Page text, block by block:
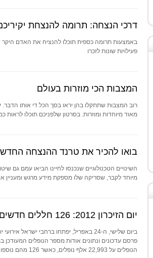
דרכי הנצחה: תרומה להנצחת
באמצעות תרומה כספית תוכלו להנציח את האדם היקר
פעילויות שונות לזכרו
המצבות הכי מוזרות בעולם
רוב המצבות שתתקלו בהן יראו בסך הכל די אותו
מאוד מיוחדות ומוזרות. בסרטון שלפניכם תוכלו
בואו להכיר את טרנד ההנצחה החדש
מיוחד לקבר, שסריקה שלו מספקת מידע מרגש ומעניין
יום הזיכרון 2012: 126 חללים חדשים נוספו
ביום שלישי, ה-24 באפריל, יפתחו ברחבי
הנופלים על 22,993 אלף נופלים, כאשר 126 מהם נוספו בשנה […]